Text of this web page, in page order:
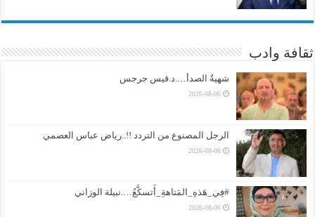
ثقافة وادب
شهيةُ الصدأ….د.قيس جرجس
2026-08-06
الرجل المصنوع من التردد !!..رياض عباس العصمي
2026-08-06
#فِي_هَذهِ_المَتاهةِ_أَتسكَّعُ….نبيلة الوزاني
2026-08-06